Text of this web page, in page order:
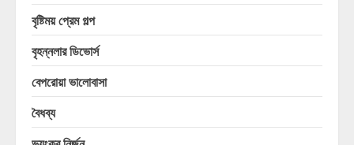
বৃষ্টিময় প্রেম গল্প
বৃহন্নলার ডিভোর্স
বেপরোয়া ভালোবাসা
বৈধব্য